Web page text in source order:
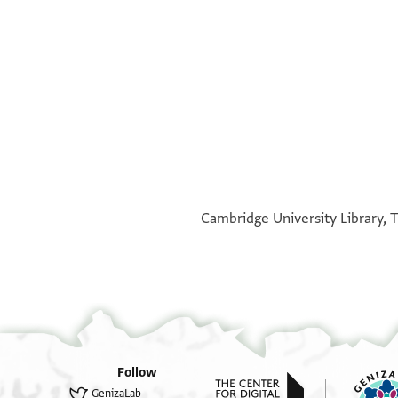
Cambridge University Library,
Follow
GenizaLab